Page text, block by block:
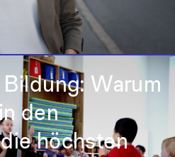
Warum
den
höchsten